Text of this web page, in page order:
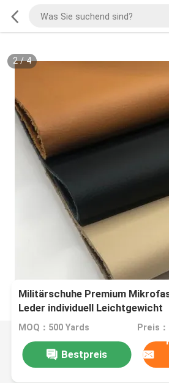
2/4
Militärschuhe Premium
Leder individuell Leichtgewicht
MOQ：500 Yards
Bestpreis